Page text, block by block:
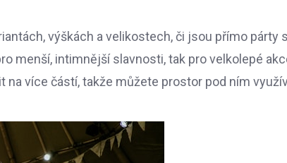
výškách a velikostech, či jsou přímo párty
menší, intimnější slavnosti, tak pro velkolepé
více částí, takže můžete prostor pod ním